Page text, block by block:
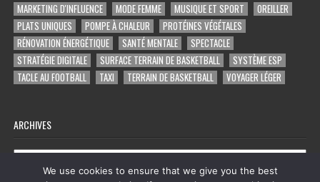
MARKETING D'INFLUENCE
MODE FEMME MUSIQUE ET SPORT
OREILLER
PLATS UNIQUES
POMPE À CHALEUR
PROTÉINES VÉGÉTALES
RÉNOVATION ÉNERGÉTIQUE
SANTÉ MENTALE
SPECTACLE
STRATÉGIE DIGITALE
SURFACE TERRAIN DE BASKETBALL
SYSTÈME ESP
TACLE AU FOOTBALL
TAXI TERRAIN DE BASKETBALL VOYAGER LÉGER
ARCHIVES
Archives
We use cookies to ensure that we give you the best